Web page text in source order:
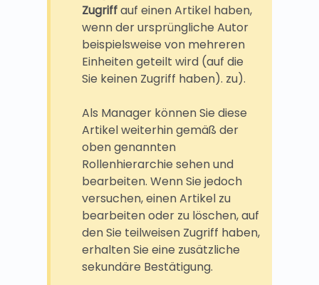
Zugriffauf einen Artikel haben,
wenn der ursprüngliche Autor
beispielsweise von mehreren
Einheiten geteilt wird (auf die
Sie keinen Zugriff haben). zu).
Als Manager können Sie diese
Artikel weiterhin gemäß der
oben genannten
Rollenhierarchie sehen und
bearbeiten. Wenn Sie jedoch
versuchen, einen Artikel zu
bearbeiten oder zu löschen, auf
den Sie teilweisen Zugriff haben,
erhalten Sie eine zusätzliche
sekundäre Bestätigung.